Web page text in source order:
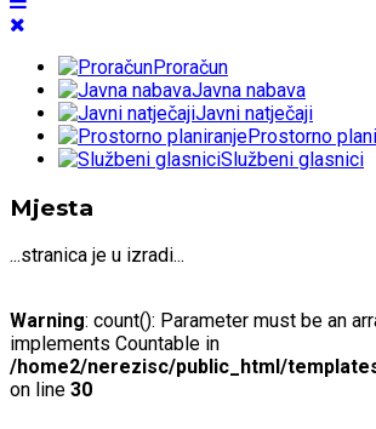
Proračun
Javna nabava
Javni natječaji
Prostorno
Službeni glasnici
Mjesta
...stranica je u izradi...
Warning: count(): Parameter must be an
implements Countable in
/home2/nerezisc/public_html/
on line 30